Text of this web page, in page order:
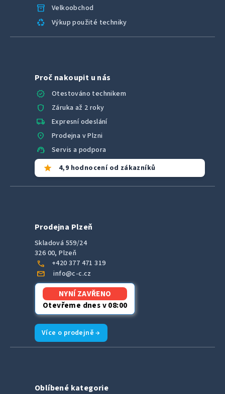
inventory_2 Velkoobchod
recycling Výkup použité techniky
Proč nakoupit u nás
verified
Otestováno technikem
shield Záruka až 2 roky
local_shipping Expresní odeslání
location_on Prodejna v Plzni
support_agent Servis a podpora
star 4,9 hodnocení od zákazníků
Prodejna Plzeň
Skladová 559/24
326 00, Plzeň
call +420 377 471 319
mail info@c-c.cz
NYNÍ ZAVŘENO
Otevřeme dnes v 08:00
Více o prodejně →
Oblíbené kategorie